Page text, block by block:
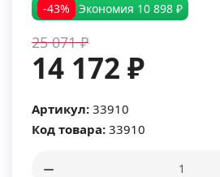
-43% Экономия 10 898 ₽
25 071 ₽
14 172 ₽
Артикул: 33910
Код товара: 33910